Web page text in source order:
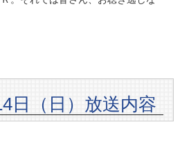
日（日）放送内容